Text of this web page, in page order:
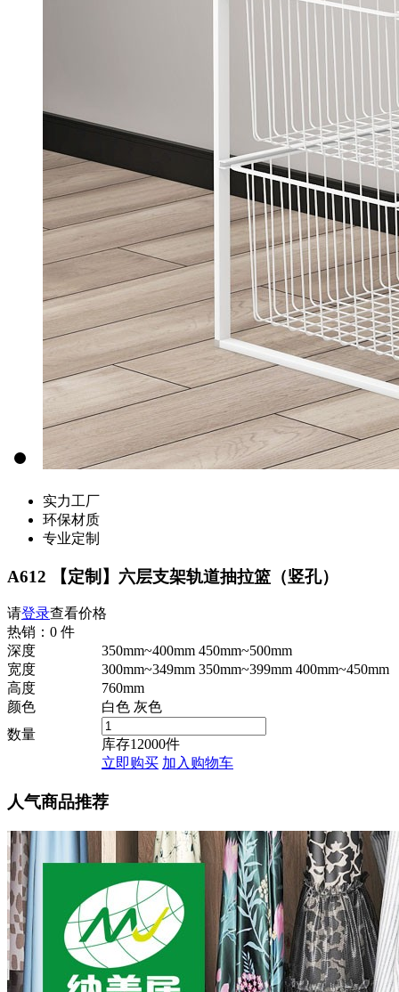
实力工厂
环保材质
专业定制
A612 【定制】六层支架轨道抽拉篮（竖孔）
请登录查看价格
热销：0 件
深度
350mm~400mm 450mm~500mm
宽度
300mm~349mm 350mm~399mm 400mm~450mm
高度
760mm
颜色
白色 灰色
数量
库存12000件
立即购买 加入购物车
人气商品推荐